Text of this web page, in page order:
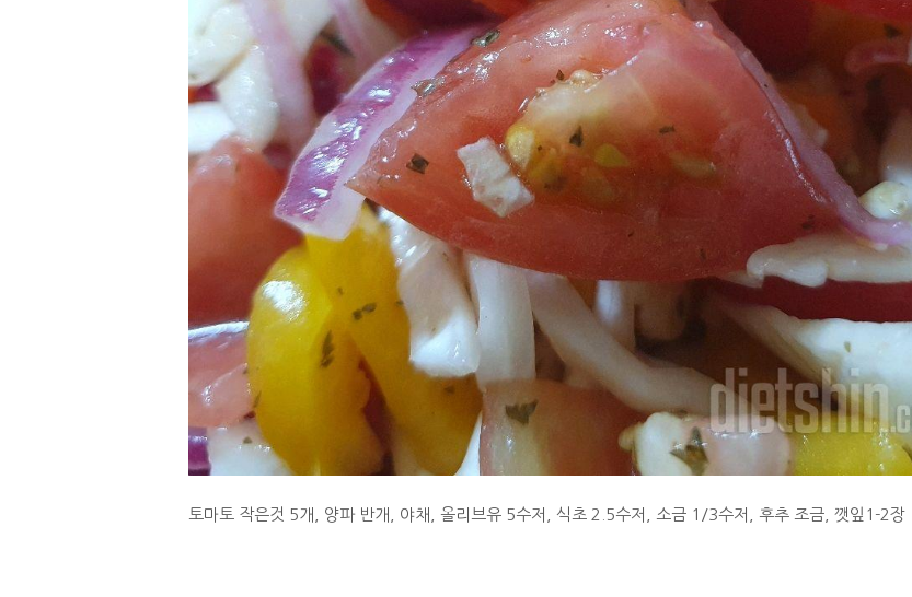
토마토 작은것 5개, 양파 반개, 야채, 올리브유 5수저, 식초 2.5수저, 소금 1/3수저, 후추 조금, 깻잎1-2장